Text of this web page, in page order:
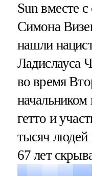
Sun вместе
Симона
нашли
Ладислауса
во время
гетто и
тысяч
67 лет